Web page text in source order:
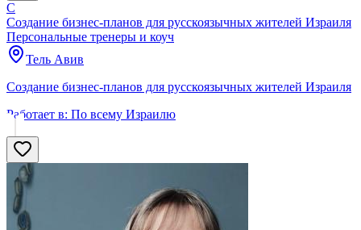
С
Создание бизнес-планов для русскоязычных жителей Израиля
Персональные тренеры и коуч
Тель Авив
Создание бизнес-планов для русскоязычных жителей Израиля
Работает в: По всему Израилю